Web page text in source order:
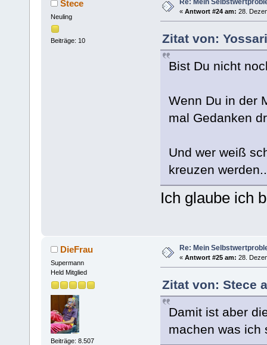
Stece
Neuling
Beiträge: 10
Re: Mein
« Antwort #24 am: 28.
Zitat von:
Bist Du nicht
Wenn Du in der
mal Gedanken
Und wer weiß
kreuzen
Ich glaube ich
DieFrau
Supermann
Held Mitglied
Beiträge: 8.507
Re: Mein
« Antwort #25 am: 28.
Zitat von: Stece
Damit ist aber
machen was ich